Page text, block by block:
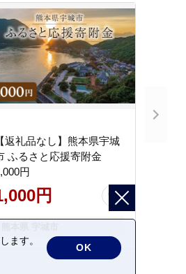
【返礼品なし】熊本県宇城
ふるさと応援寄附金
円
円
ます。
OK